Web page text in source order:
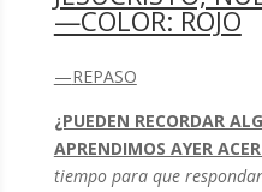
—COLOR: ROJO
—REPASO
¿PUEDEN RECORDAR
APRENDIMOS AYER
tiempo para que